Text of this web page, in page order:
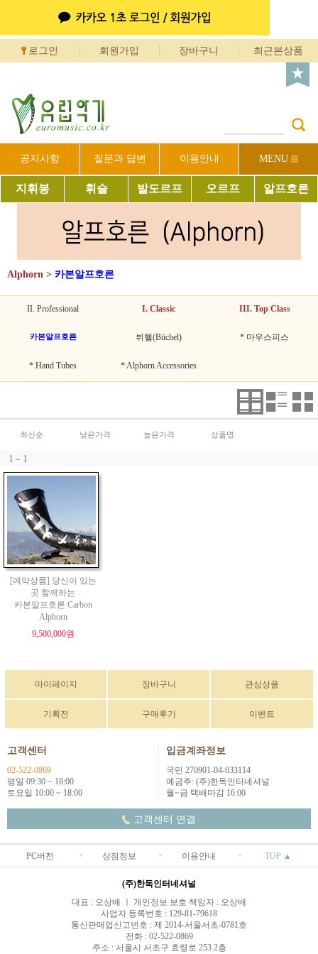
로그인 회원가입 장바구니 최근본상품
공지사항 질문과 답변 이용안내 MENU
지휘봉 휘슬 발도르프 오르프 알프호른
Alphorn > 카본알프호른
II. Professional I. Classic III. Top Class
카본알프호른 뷔헬(Büchel) * 마우스피스
* Hand Tubes * Alphorn Accessories
최신순 낮은가격 높은가격 상품명
1 - 1
[예약상품] 당신이 있는
곳 함께하는
카본알프호른 Carbon
Alphorn
9,500,000원
마이페이지 장바구니 관심상품
기획전 구매후기 이벤트
고객센터
02-522-0869
평일 09:30 ~ 18:00
토요일 10:00 ~ 18:00
입금계좌정보
국민 270901-04-033114
예금주: (주)한독인터네셔널
월~금 택배마감 16:00
고객센터 연결
PC버전 상점정보 이용안내 TOP ▲
(주)한독인터네셔널
대표 : 오상배 ㅣ 개인정보 보호 책임자 : 오상배
사업자 등록번호 : 129-81-79618
통신판매업신고번호 : 제 2014-서울서초-0781호
전화 : 02-522-0869
주소 : 서울시 서초구 효령로 253 2층